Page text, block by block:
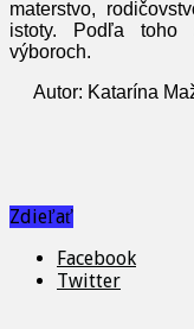
materstvo,
istoty. Podľa toho
výboroch.
Autor: Katarína
Zdieľať
Facebook
Twitter